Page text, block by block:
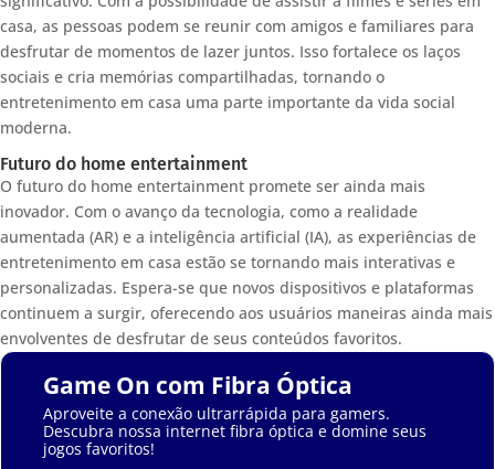
casa, as pessoas podem se reunir com amigos e familiares para
desfrutar de momentos de lazer juntos. Isso fortalece os laços
sociais e cria memórias compartilhadas, tornando o
entretenimento em casa uma parte importante da vida social
moderna.
Futuro do home entertainment
O futuro do home entertainment promete ser ainda mais
inovador. Com o avanço da tecnologia, como a realidade
aumentada (AR) e a inteligência artificial (IA), as experiências de
entretenimento em casa estão se tornando mais interativas e
personalizadas. Espera-se que novos dispositivos e plataformas
continuem a surgir, oferecendo aos usuários maneiras ainda mais
envolventes de desfrutar de seus conteúdos favoritos.
Game On com Fibra Óptica
Aproveite a conexão ultrarrápida para gamers.
Descubra nossa internet fibra óptica e domine seus
jogos favoritos!